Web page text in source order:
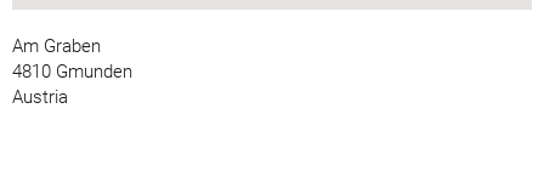
Am Graben
4810 Gmunden
Austria